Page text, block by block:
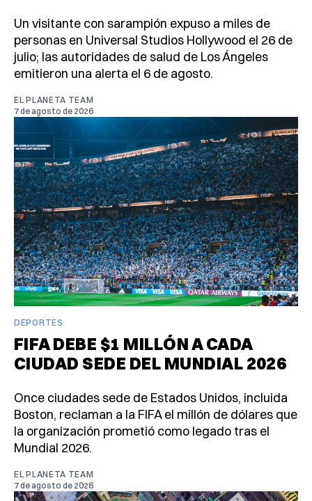
Un visitante con sarampión expuso a miles de
personas en Universal Studios Hollywood el 26 de
julio; las autoridades de salud de Los Ángeles
emitieron una alerta el 6 de agosto.
EL PLANETA TEAM
7 de agosto de 2026
DEPORTES
FIFA DEBE $1 MILLÓN A CADA
CIUDAD SEDE DEL MUNDIAL 2026
Once ciudades sede de Estados Unidos, incluida
Boston, reclaman a la FIFA el millón de dólares que
la organización prometió como legado tras el
Mundial 2026.
EL PLANETA TEAM
7 de agosto de 2026